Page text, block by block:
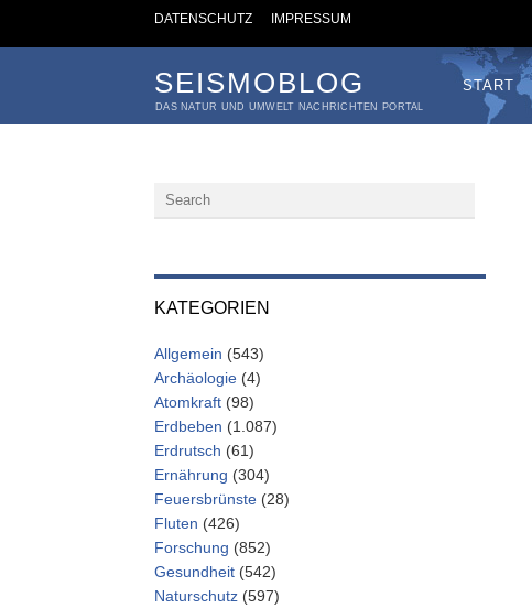
DATENSCHUTZ IMPRESSUM
SEISMOBLOG
DAS NATUR UND UMWELT NACHRICHTEN PORTAL
START
KATEGORIEN
Allgemein (543)
Archäologie (4)
Atomkraft (98)
Erdbeben (1.087)
Erdrutsch (61)
Ernährung (304)
Feuersbrünste (28)
Fluten (426)
Forschung (852)
Gesundheit (542)
Naturschutz (597)